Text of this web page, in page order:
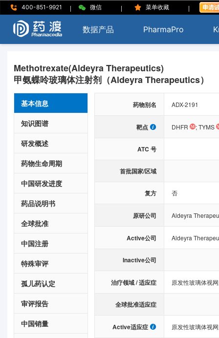
400-851-9921 | 微信 | 菜单收藏 |
数据产品 PharmaPro
Methotrexate(Aldeyra Therapeutics)
甲氨蝶呤玻璃体注射剂（Aldeyra Therapeutics）
基本信息
知识图谱
研发概述
药物生命周期
中国研发进度
药品说明书
全球批准
中国注册
特殊审评
孤儿药认定
审评报告
中国销量
药物别名 ADX-2191
靶点 DHFR ;TYMS
ATC 号
首批国家/区域
复方 否
原研公司 Aldeyra
Active公司 Aldeyra
Inactive公司
治疗领域 / 适应症 原发性玻璃体视
全球批准适应症
Active适应症 原发性玻璃体视